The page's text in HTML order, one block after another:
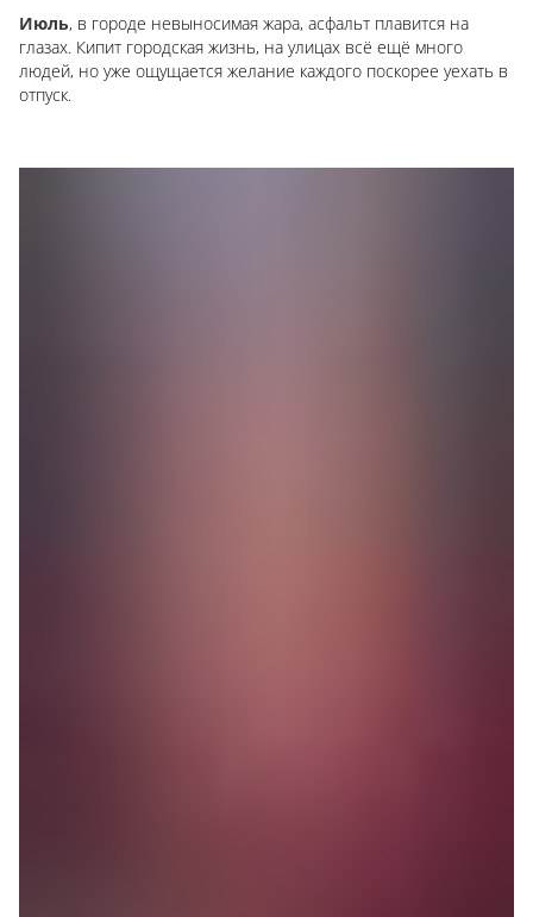
Июль, в городе невыносимая жара, асфальт плавится на
глазах. Кипит городская жизнь, на улицах всё ещё много
людей, но уже ощущается желание каждого поскорее уехать в
отпуск.